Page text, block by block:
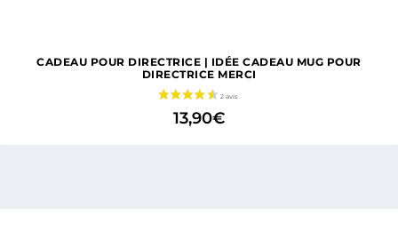
CADEAU POUR DIRECTRICE | IDÉE CADEAU MUG POUR
DIRECTRICE MERCI
13,90€